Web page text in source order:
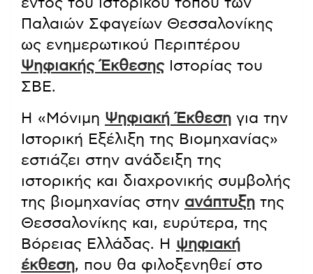
Παλαιών Σφαγείων Θεσσαλονίκης
ως ενημερωτικού Περιπτέρου
Ψηφιακής ΈκθεσηςΙστορίας του
ΣΒΕ.
Η «Μόνιμη Ψηφιακή Έκθεση για την
Ιστορική Εξέλιξη της Βιομηχανίας»
εστιάζει στην ανάδειξη της
ιστορικής και διαχρονικής συμβολής
της βιομηχανίας στην ανάπτυξη της
Θεσσαλονίκης και, ευρύτερα, της
Βόρειας Ελλάδας. Η ψηφιακή
έκθεση, που θα φιλοξενηθεί στο